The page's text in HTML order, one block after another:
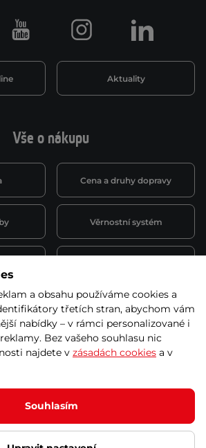
Vše o nákupu
Cena a druhy dopravy
Věrnostní systém
Kariéra
Aktuality
Youtube Instagram LinkedIn
Všechna práva vyhrazena
tržeb je prodávající povinen vystavit
přijatou tržbu u správce daně online; v
pak nejpozději do 48 hodin.
a obsahu používáme cookies a
třetích stran, abychom vám
nabídky – v rámci personalizované i
Bez vašeho souhlasu nic
najdete v zásadách cookies a v
Souhlasím